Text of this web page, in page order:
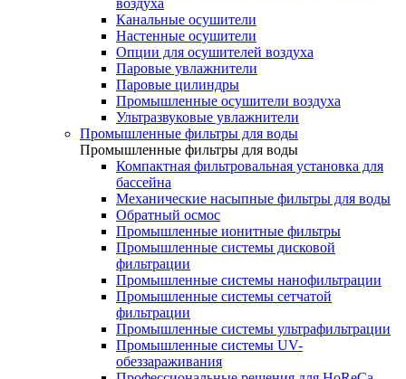
воздуха
Канальные осушители
Настенные осушители
Опции для осушителей воздуха
Паровые увлажнители
Паровые цилиндры
Промышленные осушители воздуха
Ультразвуковые увлажнители
Промышленные фильтры для воды
Промышленные фильтры для воды
Компактная фильтровальная установка для
бассейна
Механические насыпные фильтры для воды
Обратный осмос
Промышленные ионитные фильтры
Промышленные системы дисковой
фильтрации
Промышленные системы нанофильтрации
Промышленные системы сетчатой
фильтрации
Промышленные системы ультрафильтрации
Промышленные системы UV-
обеззараживания